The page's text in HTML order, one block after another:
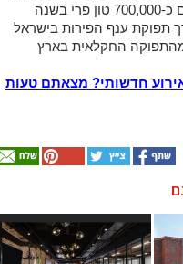
כ-360,000 דונם מטעים (לא כולל הדרים), המניבים כ-700,000 טון פרי בשנה
תפוקת ענף הפירות בישראל
חדשותי? מצאתם טעות